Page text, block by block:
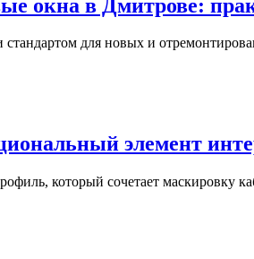
окна в Дмитрове:
для новых и
элемент
который сочетает маскировку